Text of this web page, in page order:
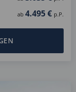
ab 4.495 € p.P.